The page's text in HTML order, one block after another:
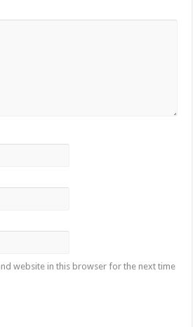
website in this browser for the next time